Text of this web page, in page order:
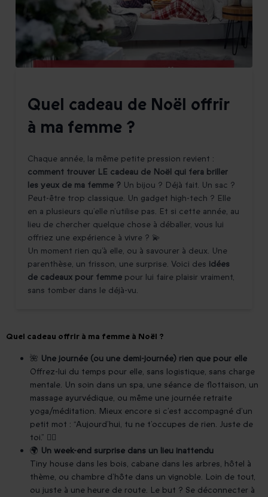
Quel cadeau de Noël offrir
à ma femme ?
Chaque année, la même petite pression revient :
comment trouver LE cadeau de Noël qui fera briller
les yeux de ma femme ? Un bijou ? Déjà fait. Un sac ?
Peut-être trop classique. Un gadget high-tech ? Elle
en a plusieurs qu’elle n’utilise pas. Et si cette année, au
lieu de chercher quelque chose à déballer, vous lui
offriez une expérience à vivre ? 💫
Un moment rien qu’à elle, ou à savourer à deux. Une
parenthèse, un frisson, une surprise. Voici des idées
de cadeaux pour femme pour lui faire plaisir vraiment,
sans tomber dans le déjà-vu.
Quel cadeau offrir à ma femme à Noël ?
🌺 Une journée (ou une demi-journée) rien que pour elle
Offrez-lui du temps pour elle, sans logistique, sans charge
mentale. Un soin dans un spa, une séance de flottaison, un
massage ayurvédique, ou même une journée retraite
yoga/méditation. Mieux encore si c’est accompagné d’un
petit mot : “Aujourd’hui, tu ne t’occupes de rien. Juste de
toi.” 🧖‍♀️
🌍 Un week-end surprise dans un lieu inattendu
Tiny house dans les bois, cabane dans les arbres, hôtel à
thème, ou chambre d’hôte dans un vignoble. Loin de tout,
ou juste à une heure de route. Le but ? Se déconnecter à